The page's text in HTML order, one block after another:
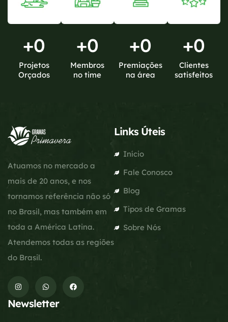
+0
Projetos
Orçados
+0
Membros
no time
+0
Premiações
na área
+0
Clientes
satisfeitos
Atuamos no mercado a
mais de 20 anos, e nos
tornamos referência não só
no Brasil, mas também em
toda a América Latina.
Atendemos todas as regiões
do Brasil.
Links Úteis
Início
Fale Conosco
Blog
Tipos de Gramas
Sobre Nós
Newsletter